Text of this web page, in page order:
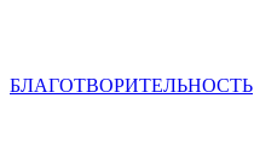
БЛАГОТВОРИТЕЛЬНОСТЬ